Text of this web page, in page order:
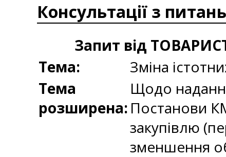
Консультації з
Запит від
Тема:
Зміна
Тема
розширена:
Щодо
Постанови
закупівлю
зменшення